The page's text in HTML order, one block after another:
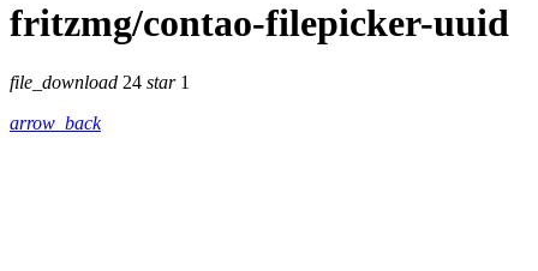
fritzmg/contao-filepicker-uuid
file_download 24 star1
arrow_back